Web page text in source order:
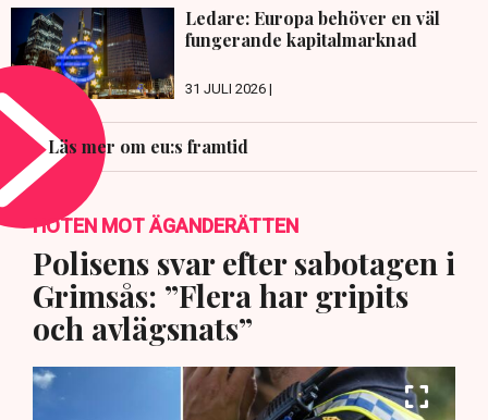
Ledare: Europa behöver en väl
fungerande kapitalmarknad
31 JULI 2026 |
Läs mer om eu:s framtid
HOTEN MOT ÄGANDERÄTTEN
Polisens svar efter sabotagen i
Grimsås: ”Flera har gripits
och avlägsnats”